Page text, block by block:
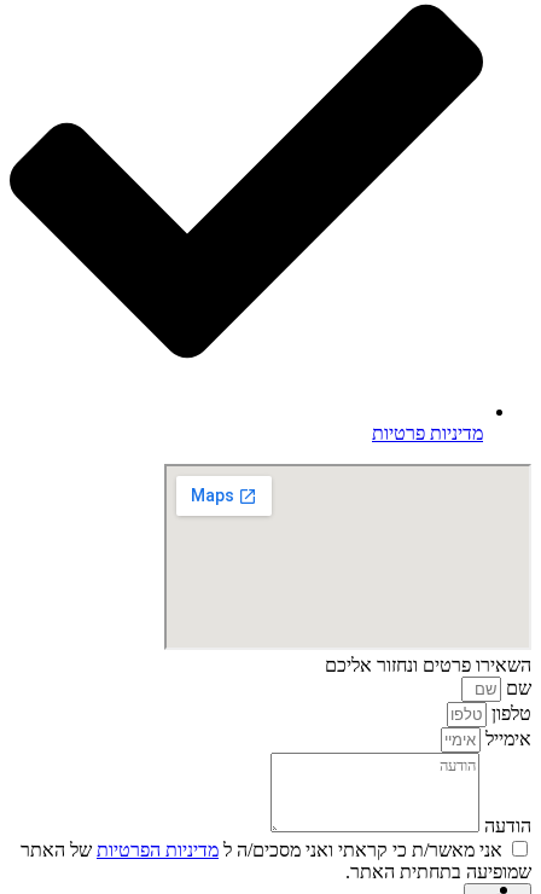
מדיניות פרטיות
השאירו פרטים ונחזור אליכם
שם
טלפון
אימייל
הודעה
אני מאשר/ת כי קראתי ואני מסכים/ה ל מדיניות הפרטיות של האתר
שמופיעה בתחתית האתר.